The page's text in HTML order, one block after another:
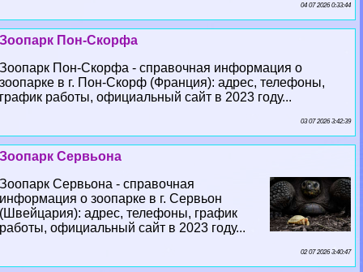
04 07 2026 0:33:44
Зоопарк Пон-Скорфа
Зоопарк Пон-Скорфа - справочная информация о
зоопарке в г. Пон-Скорф (Франция): адрес, телефоны,
график работы, официальный сайт в 2023 году...
03 07 2026 3:42:39
Зоопарк Сервьона
Зоопарк Сервьона - справочная
информация о зоопарке в г. Сервьон
(Швейцария): адрес, телефоны, график
работы, официальный сайт в 2023 году...
02 07 2026 3:40:47